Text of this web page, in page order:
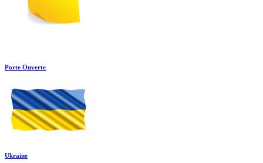
Porte Ouverte
Ukraine